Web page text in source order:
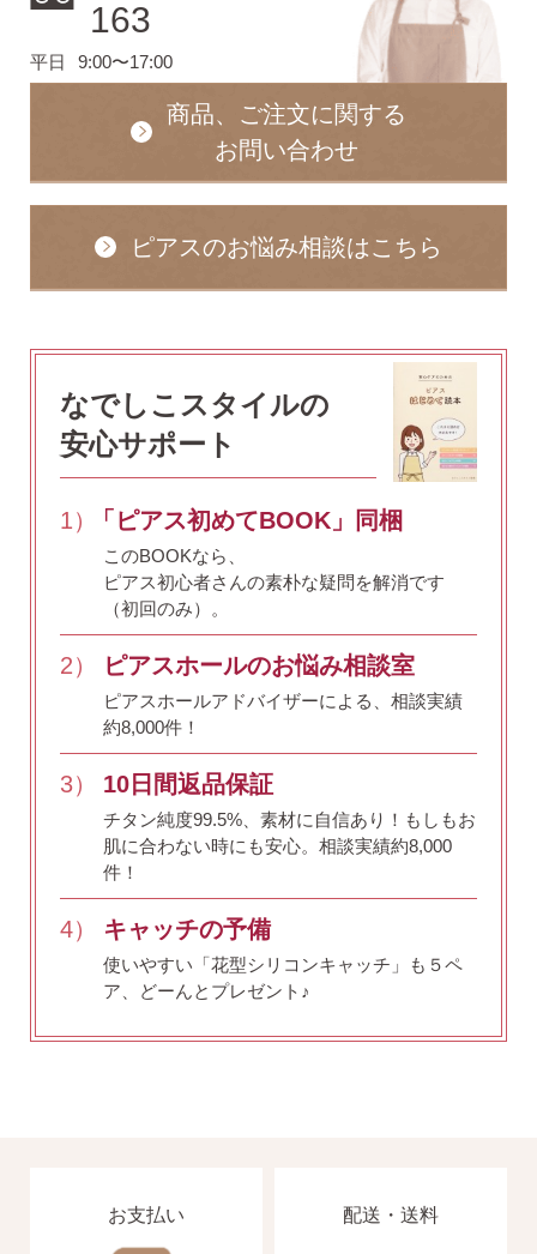
163
平日 9:00〜17:00
商品、ご注文に関する
お問い合わせ
ピアスのお悩み相談はこちら
なでしこスタイルの
安心サポート
1） 「ピアス初めてBOOK」同梱
このBOOKなら、
ピアス初心者さんの素朴な疑問を解消です
（初回のみ）。
2） ピアスホールのお悩み相談室
ピアスホールアドバイザーによる、相談実績
約8,000件！
3） 10日間返品保証
チタン純度99.5%、素材に自信あり！ もしもお
肌に合わない時にも安心。相談実績約8,000
件！
4） キャッチの予備
使いやすい「花型シリコンキャッチ」も５ペ
ア、どーんとプレゼント♪
お支払い 配送・送料